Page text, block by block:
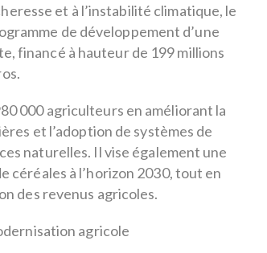
et à l’instabilité climatique, le
de développement d’une
financé à hauteur de 199 millions
000 agriculteurs en améliorant la
et l’adoption de systèmes de
naturelles. Il vise également une
céréales à l’horizon 2030, tout en
des revenus agricoles.
agricole